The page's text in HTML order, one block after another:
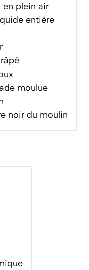
plein air
entière
moulue
noir du moulin